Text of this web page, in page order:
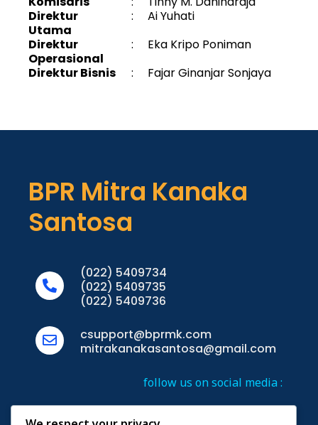
Direktur
Utama
: Ai Yuhati
Direktur
Operasional
: Eka Kripo Poniman
Direktur Bisnis : Fajar Ginanjar Sonjaya
BPR Mitra Kanaka
Santosa
(022) 5409734
(022) 5409735
(022) 5409736
csupport@bprmk.com
mitrakanakasantosa@gmail.com
follow us on social media :